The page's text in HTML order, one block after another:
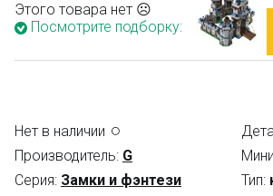
Этого товара нет ☹
Посмотрите подборку:
Нет в наличии
Производитель: G
Серия: Замки и фэнтези
Тип: